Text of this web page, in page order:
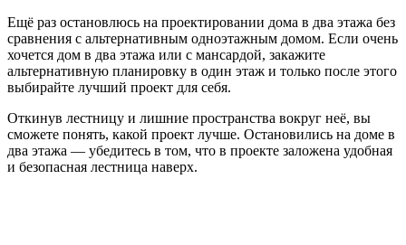
Ещё раз остановлюсь на проектировании дома в два этажа без
сравнения с альтернативным одноэтажным домом. Если очень
хочется дом в два этажа или с мансардой, закажите
альтернативную планировку в один этаж и только после этого
выбирайте лучший проект для себя.
Откинув лестницу и лишние пространства вокруг неё, вы
сможете понять, какой проект лучше. Остановились на доме в
два этажа — убедитесь в том, что в проекте заложена удобная
и безопасная лестница наверх.